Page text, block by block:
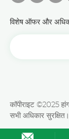
विशेष ऑफर और
कॉपीराइट ©2025
सभी अधिकार सुरक्षित।